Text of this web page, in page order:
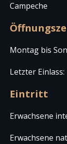
Campeche
Montag bis
Letzter
Eintritt
Erwachsene
Erwachsene